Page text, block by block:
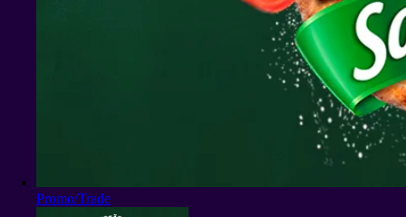
Promo/Trade